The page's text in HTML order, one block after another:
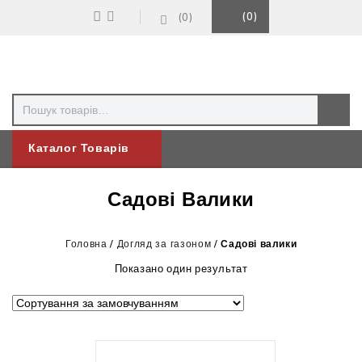
0 0
Каталог Товарів
Садові Валики
Головна / Догляд за газоном /Садові валики
Показано один результат